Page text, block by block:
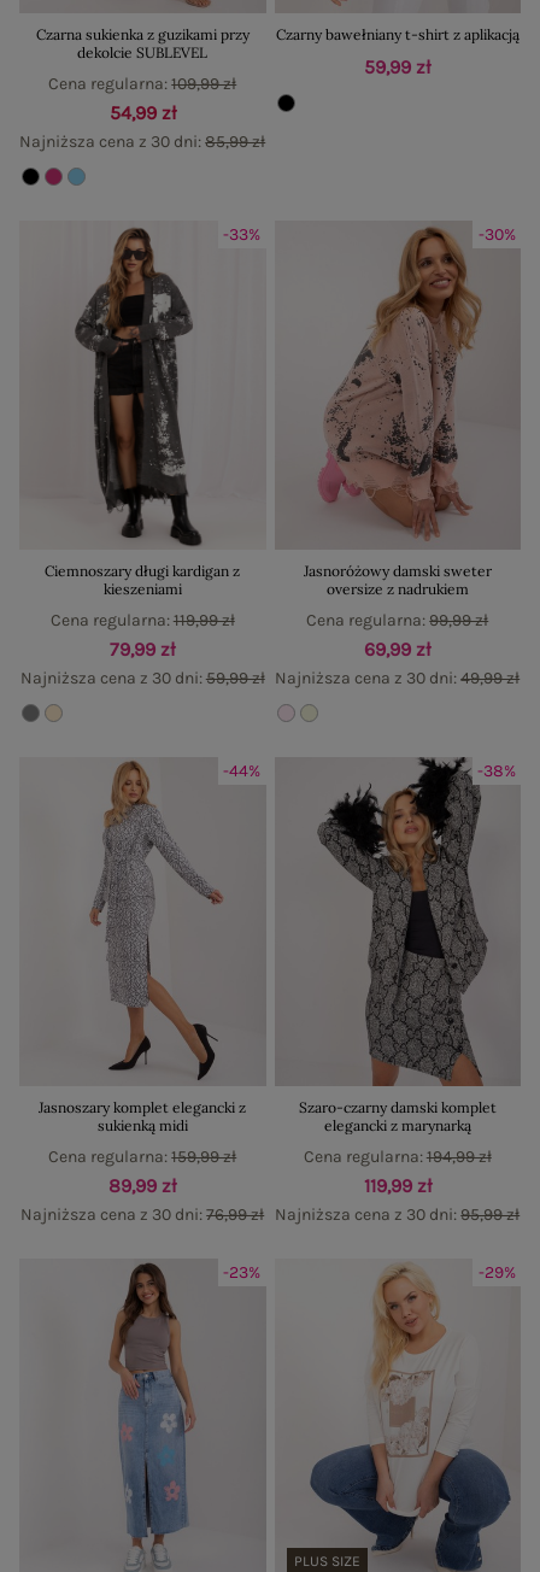
Czarna sukienka z guzikami przy
dekolcie SUBLEVEL
54,99 zł
Najniższa cena z 30 dni:85,99 zł
Cena regularna:109,99 zł
Czarny bawełniany t-shirt z aplikacją
59,99 zł
-33%
Ciemnoszary długi kardigan z
kieszeniami
79,99 zł
Najniższa cena z 30 dni:59,99 zł
Cena regularna:119,99 zł
-30%
Jasnoróżowy damski sweter
oversize z nadrukiem
69,99 zł
Najniższa cena z 30 dni:49,99 zł
Cena regularna:99,99 zł
-44%
Jasnoszary komplet elegancki z
sukienką midi
89,99 zł
Najniższa cena z 30 dni:76,99 zł
Cena regularna:159,99 zł
-38%
Szaro-czarny damski komplet
elegancki z marynarką
119,99 zł
Najniższa cena z 30 dni:95,99 zł
Cena regularna:194,99 zł
-23%
PLUS SIZE
-29%